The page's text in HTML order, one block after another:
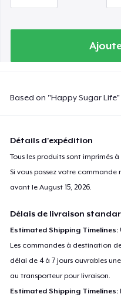
Based on "Happy Sugar
Détails d'expédition
Tous les produits sont imprimés
Si vous passez votre
avant leAugust 15, 2026.
Délais de livraison
Estimated Shipping
Les commandes à destination
délai de 4 à 7 jours ouvrables
au transporteur pour livraison.
Estimated Shipping Timelines: